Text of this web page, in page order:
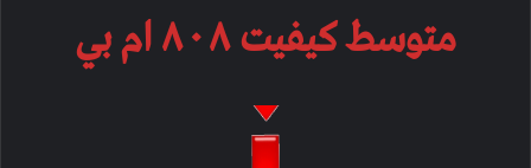
متوسط کیفیت ۸۰۸ ام بي